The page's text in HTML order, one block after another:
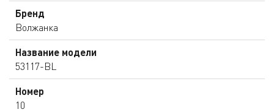
Бренд
Волжанка
Название модели
53117-BL
Номер
10